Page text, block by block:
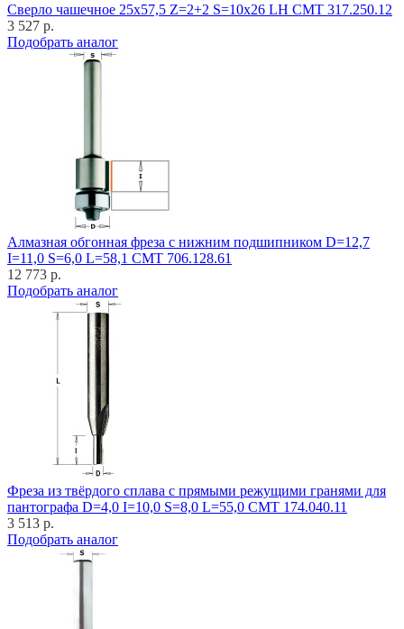
Cверло чашечное 25x57,5 Z=2+2 S=10x26 LH CMT 317.250.12
3 527 р.
Подобрать аналог
Алмазная обгонная фреза с нижним подшипником D=12,7
I=11,0 S=6,0 L=58,1 CMT 706.128.61
12 773 р.
Подобрать аналог
Фреза из твёрдого сплава с прямыми режущими гранями для
пантографа D=4,0 I=10,0 S=8,0 L=55,0 CMT 174.040.11
3 513 р.
Подобрать аналог